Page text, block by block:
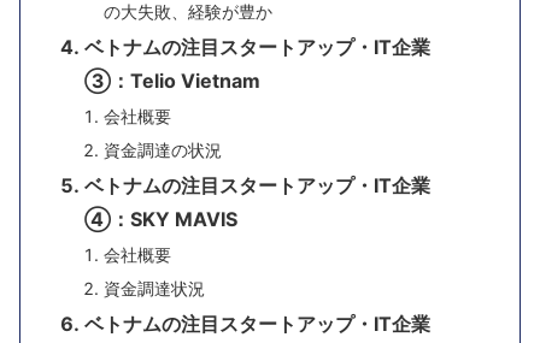
の大失敗、経験が豊か
ベトナムの注目スタートアップ・IT企業
③：Telio Vietnam
会社概要
資金調達の状況
ベトナムの注目スタートアップ・IT企業
④：SKY MAVIS
会社概要
資金調達状況
ベトナムの注目スタートアップ・IT企業